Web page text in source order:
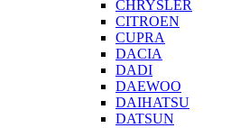
CHRYSLER
CITROEN
CUPRA
DACIA
DADI
DAEWOO
DAIHATSU
DATSUN